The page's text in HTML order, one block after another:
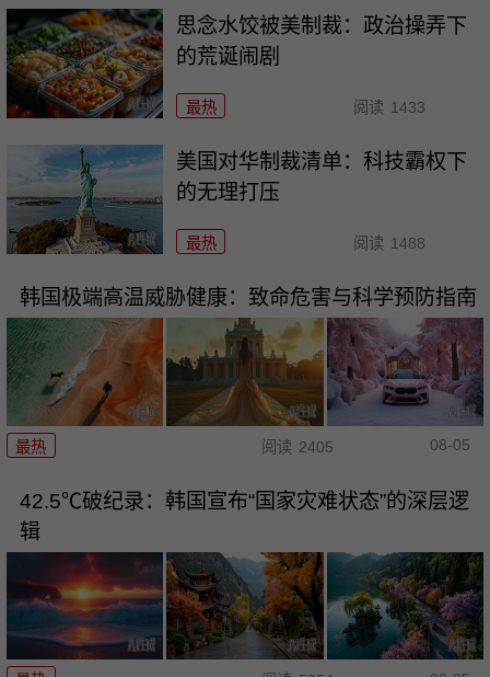
思念水饺被美制裁：政治操弄下
的荒诞闹剧
最热 阅读 1433
美国对华制裁清单：科技霸权下
的无理打压
最热 阅读 1488
韩国极端高温威胁健康：致命危害与科学预防指南
最热 阅读 2405 08-05
42.5℃破纪录：韩国宣布“国家灾难状态”的深层逻
辑